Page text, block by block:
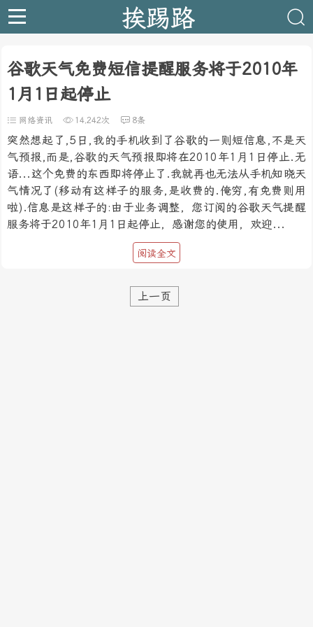
挨踢路
谷歌天气免费短信提醒服务将于2010年
1月1日起停止
网络资讯 14,242次 8条
突然想起了,5日,我的手机收到了谷歌的一则短信息,不是天
气预报,而是,谷歌的天气预报即将在2010年1月1日停止.无
语...这个免费的东西即将停止了.我就再也无法从手机知晓天
气情况了(移动有这样子的服务,是收费的.俺穷,有免费则用
啦).信息是这样子的:由于业务调整，您订阅的谷歌天气提醒
服务将于2010年1月1日起停止，感谢您的使用，欢迎...
阅读全文
上一页